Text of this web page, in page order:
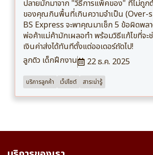
ปลายมักมาจาก "วิธีการแพ็คของ" ที่ไม่ถูก
ของคุณกินพื้นที่เกินความจำเป็น (Over-
BS Express จะพาคุณมาเช็ก 5 ข้อผิดพล
พ่อค้าแม่ค้ามักเผลอทำ พร้อมวิธีแก้ไขที่จะ
เงินค่าส่งได้ทันทีตั้งแต่ออเดอร์ถัดไป!
ลูกดิว เด็กฝึกงาน
22 ธ.ค. 2025
บริการลูกค้า เว็ปไซต์ สาระน่ารู้